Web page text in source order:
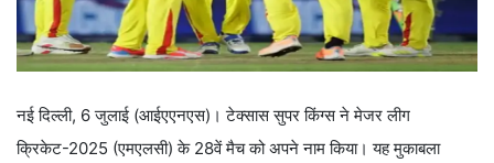
नई दिल्ली, 6 जुलाई (आईएएनएस)। टेक्सास सुपर किंग्स ने मेजर लीग
क्रिकेट-2025 (एमएलसी) के 28वें मैच को अपने नाम किया। यह मुकाबला